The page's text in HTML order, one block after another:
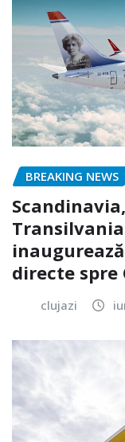
BREAKING NEWS
directe spre
clujazi